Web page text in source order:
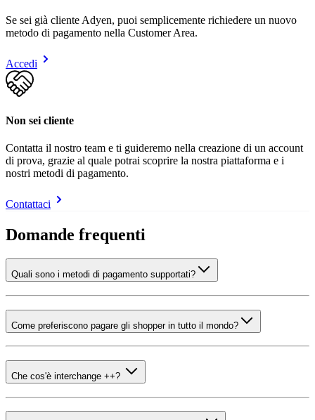
Se sei già cliente Adyen, puoi semplicemente richiedere un nuovo
metodo di pagamento nella Customer Area.
Accedi
Non sei cliente
Contatta il nostro team e ti guideremo nella creazione di un account
di prova, grazie al quale potrai scoprire la nostra piattaforma e i
nostri metodi di pagamento.
Contattaci
Domande frequenti
Quali sono i metodi di pagamento supportati?
Come preferiscono pagare gli shopper in tutto il mondo?
Che cos'è interchange ++?